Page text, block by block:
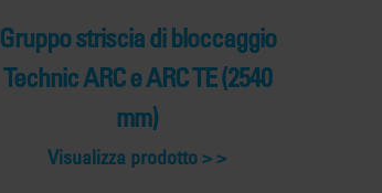
Gruppo striscia di bloccaggio
Technic ARC e ARC TE (2540
mm)
Visualizza prodotto >